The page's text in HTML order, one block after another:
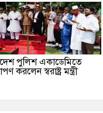
পুলিশ একাডেমিতে
করলেন স্বরাষ্ট্র মন্ত্রী